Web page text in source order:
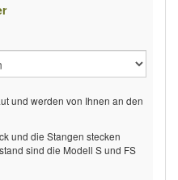
und werden von Ihnen an den
und die Stangen stecken
sind die Modell S und FS